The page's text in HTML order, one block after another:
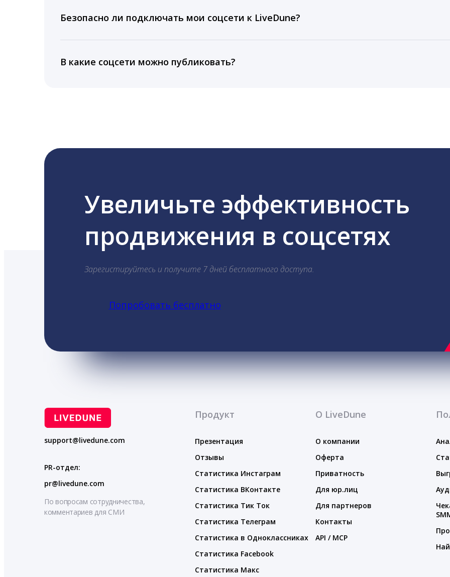
подключении тарифа Блогер. При оплате тарифа Бизнес отображаются сведения за 3 года, а
5 лет.
Безопасно ли подключать мои соцсети к LiveDune?
информацию третьим лицам.
В какие соцсети можно публиковать?
Увеличьте эффективность
продвижения в соцсетях
Зарегистируйтесь и получите 7 дней бесплатного доступа.
Попробовать бесплатно
support@livedune.com
PR-отдел:
pr@livedune.com
По вопросам сотрудничества,
комментариев для СМИ
Продукт
Презентация
Отзывы
Статистика Инстаграм
Статистика ВКонтакте
Статистика Тик Ток
Статистика Телеграм
Статистика в Одноклассниках
Статистика Facebook
Статистика Макс
О LiveDune
О компании
Оферта
Приватность
Для юр.лиц
Для партнеров
Контакты
API / MCP